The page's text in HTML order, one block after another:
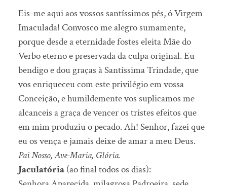
Eis-me aqui aos vossos santíssimos pés, ó Virgem
Imaculada! Convosco me alegro sumamente,
porque desde a eternidade fostes eleita Mãe do
Verbo eterno e preservada da culpa original. Eu
bendigo e dou graças à Santíssima Trindade, que
vos enriqueceu com este privilégio em vossa
Conceição, e humildemente vos suplicamos me
alcanceis a graça de vencer os tristes efeitos que
em mim produziu o pecado. Ah! Senhor, fazei que
eu os vença e jamais deixe de amar a meu Deus.
Pai Nosso, Ave-Maria, Glória.
Jaculatória(ao final todos os dias):